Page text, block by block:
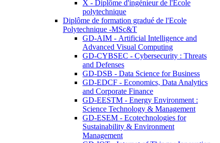
X - Diplôme d'ingénieur de l'Ecole
polytechnique
Diplôme de formation gradué de l'Ecole
Polytechnique -MSc&T
GD-AIM - Artificial Intelligence and
Advanced Visual Computing
GD-CYBSEC - Cybersecurity : Threats
and Defenses
GD-DSB - Data Science for Business
GD-EDCF - Economics, Data Analytics
and Corporate Finance
GD-EESTM - Energy Environment :
Science Technology & Management
GD-ESEM - Ecotechnologies for
Sustainability & Environment
Management